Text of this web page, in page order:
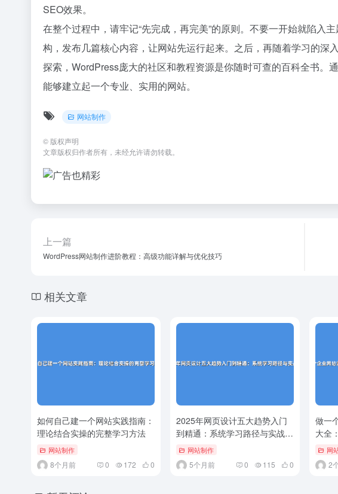
SEO效果。
在整个过程中，请牢记“先完成，再完美”的原则。不要一开始就陷入
构，发布几篇核心内容，让网站先运行起来。之后，再随着学习的深
探索，WordPress庞大的社区和教程资源是你随时可查的百科全书。
能够建立起一个专业、实用的网站。
网站制作
© 版权声明
文章版权归作者所有，未经允许请勿转载。
上一篇
WordPress网站制作进阶教程：高级功能详解与优化技巧
相关文章
如何自己建一个网站实践指南：
理论结合实操的完整学习方法
网站制作
8个月前 0 172 0
2025年网页设计五大趋势入门
到精通：系统学习路径与实战
经..网站制作
5个月前 0 115 0
做一
大全
作..网
2